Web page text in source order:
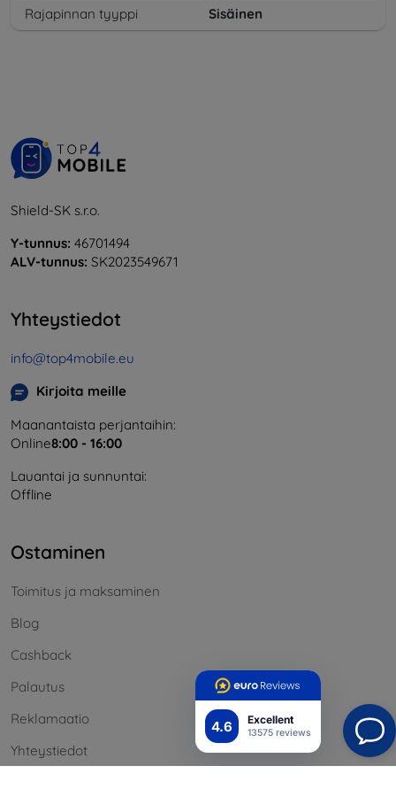
4.6 Excellent
13575 reviews
Rajapinnan tyyppi
Sisäinen
Shield-SK s.r.o.
Y-tunnus: 46701494
ALV-tunnus: SK2023549671
Yhteystiedot
info@top4mobile.eu
Kirjoita meille
Maanantaista perjantaihin:
Online8:00 - 16:00
Lauantai ja sunnuntai:
Offline
Ostaminen
Toimitus ja maksaminen
Blog
Cashback
Palautus
Reklamaatio
Yhteystiedot